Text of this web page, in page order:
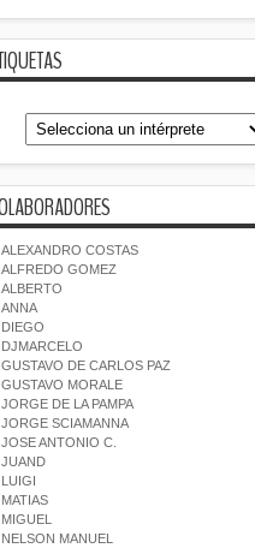
ALEXANDRO COSTAS
ALFREDO GOMEZ
ALBERTO
ANNA
DIEGO
DJMARCELO
GUSTAVO DE CARLOS PAZ
GUSTAVO MORALE
JORGE DE LA PAMPA
JORGE SCIAMANNA
JOSE ANTONIO C.
JUAND
LUIGI
MATIAS
MIGUEL
NELSON MANUEL